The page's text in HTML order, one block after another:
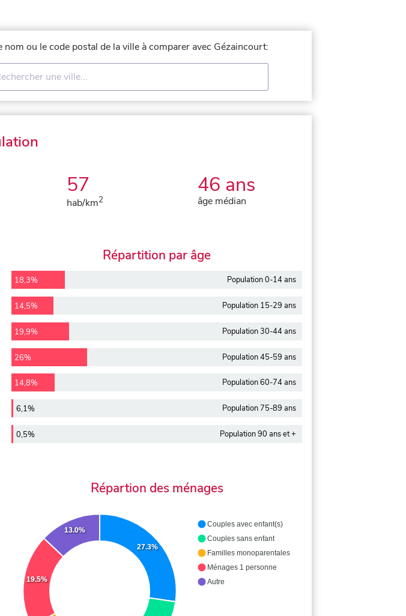
nom ou le code postal de la ville à comparer avec Gézaincourt:
57
hab/km2
46 ans
âge médian
Répartition par âge
18,3% Population 0-14 ans
14,5% Population 15-29 ans
19,9% Population 30-44 ans
26% Population 45-59 ans
14,8% Population 60-74 ans
6,1% Population 75-89 ans
0,5% Population 90 ans et +
Répartion des ménages
27.3%
19.5%
13.0%
Couples avec enfant(s)
Couples sans enfant
Familles monoparentales
Ménages 1 personne
Autre